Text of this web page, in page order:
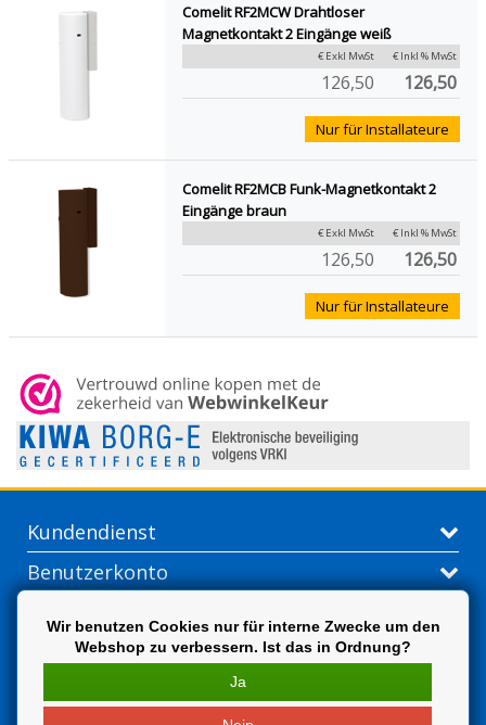
Comelit RF2MCW Drahtloser
Magnetkontakt 2 Eingänge weiß
€ Exkl MwSt € Inkl % MwSt
126,50 126,50
Nur für Installateure
Comelit RF2MCB Funk-Magnetkontakt 2
Eingänge braun
€ Exkl MwSt € Inkl % MwSt
126,50 126,50
Nur für Installateure
Kundendienst
Benutzerkonto
Extra
Wir benutzen Cookies nur für interne Zwecke um den
Webshop zu verbessern. Ist das in Ordnung?
Ja